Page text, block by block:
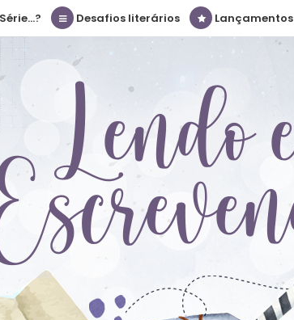
Desafios literários Lançamentos